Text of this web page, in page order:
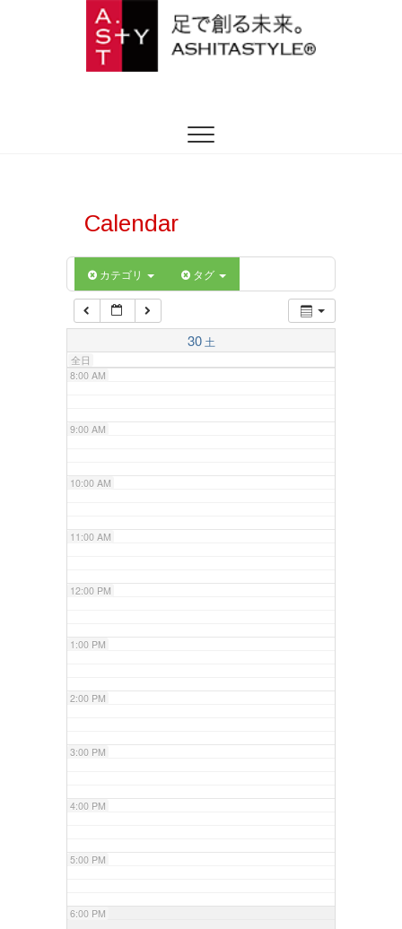
Calendar
カテゴリ タグ
30 土
全日
2:00 AM
5:00 AM
6:00 AM
7:00 AM
8:00 AM
9:00 AM
10:00 AM
11:00 AM
12:00 PM
1:00 PM
2:00 PM
3:00 PM
4:00 PM
5:00 PM
6:00 PM